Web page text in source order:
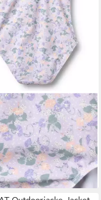
WHEAT
Doris
- in 2-3 Werktagen bei dir